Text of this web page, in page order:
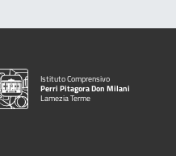
Istituto Comprensivo
Perri Pitagora Don Milani
Lamezia Terme